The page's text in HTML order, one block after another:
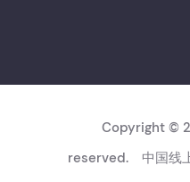
Copyright ©
reserved. 中国线